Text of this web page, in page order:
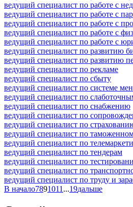
ведущий специалист по работе с
ведущий специалист по работе с
ведущий специалист по работе с
ведущий специалист по работе с
ведущий специалист по работе с
ведущий специалист по развитию
ведущий специалист по развитию
ведущий специалист по рекламе
ведущий специалист по сбыту
ведущий специалист по системе
ведущий специалист по
ведущий специалист по снабжению
ведущий специалист по
ведущий специалист по
ведущий специалист по
ведущий специалист по
ведущий специалист по тендерам
ведущий специалист по
ведущий специалист по
ведущий специалист по труду и
В начало7891011 ...19дальше